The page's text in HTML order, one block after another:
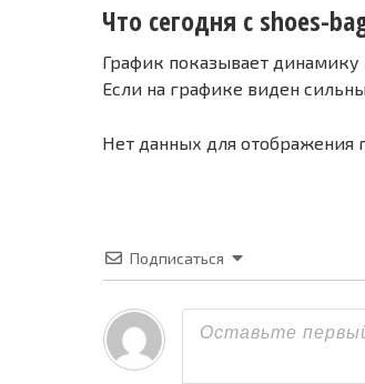
Что сегодня с shoes-
График показывает динамику
Если на графике виден
Нет данных для отображения
Подписаться